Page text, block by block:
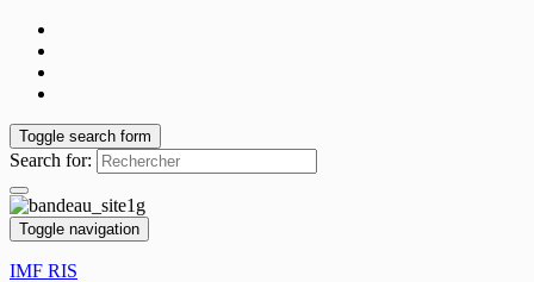
Toggle search form
Search for:
Toggle navigation
IMF RIS